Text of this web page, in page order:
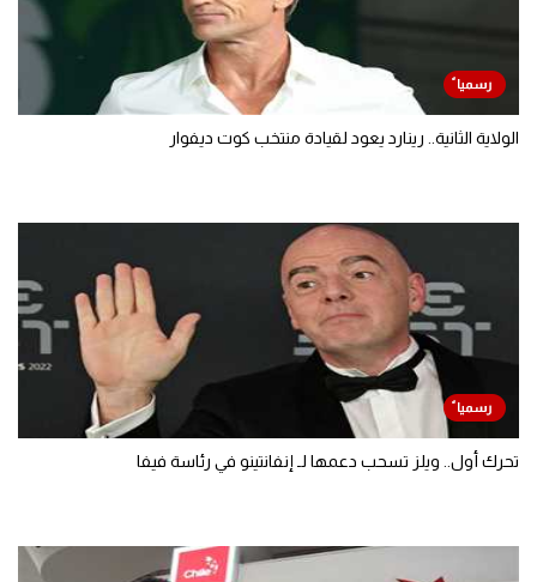
الولاية الثانية.. رينارد يعود لقيادة منتخب كوت ديفوار
تحرك أول.. ويلز تسحب دعمها لـ إنفانتينو في رئاسة فيفا